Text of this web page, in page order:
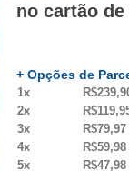
no cartão
+ Opções de
1x
2x
3x
R$79,97
4x
R$59,98
5x
R$47,98